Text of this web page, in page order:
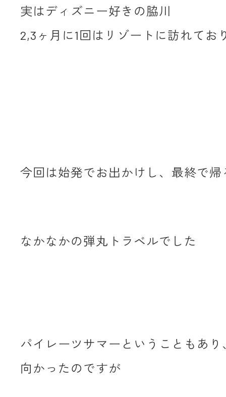
実はディズニー好きの脇川
2,3ヶ月に1回はリゾートに訪れてお
今回は始発でお出かけし、最終で帰
なかなかの弾丸トラベルでした
パイレーツサマーということもあ
向かったのですが